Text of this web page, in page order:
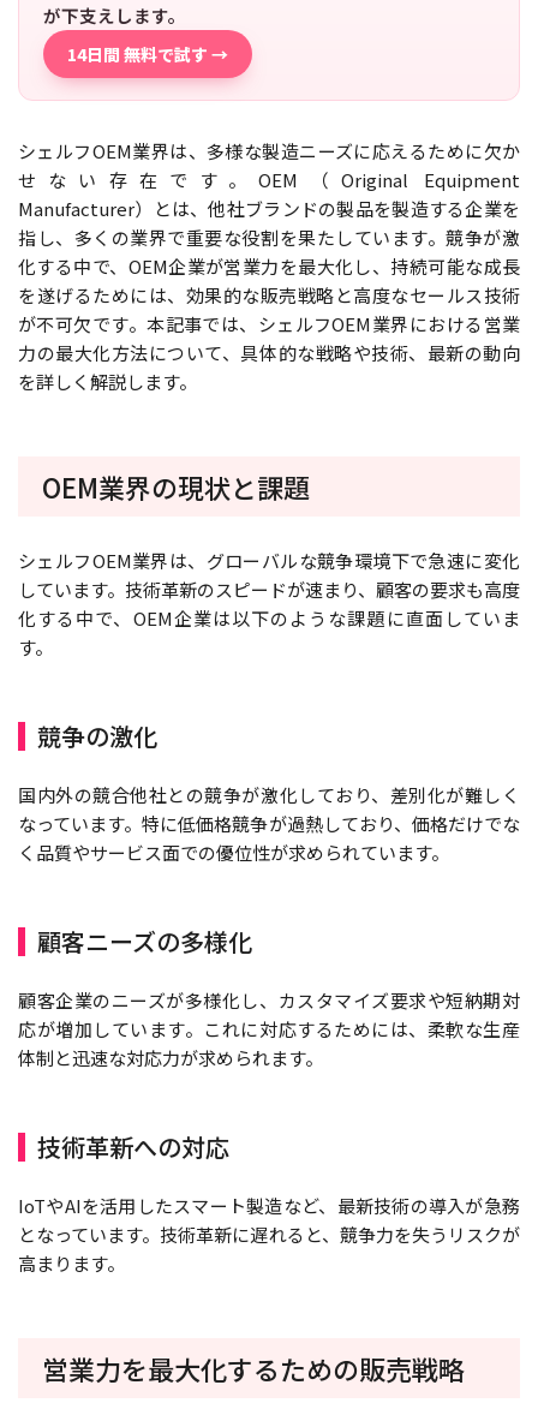
が下支えします。
14日間 無料で試す →
シェルフOEM業界は、多様な製造ニーズに応えるために欠か
せない存在です。OEM（Original Equipment
Manufacturer）とは、他社ブランドの製品を製造する企業を
指し、多くの業界で重要な役割を果たしています。競争が激
化する中で、OEM企業が営業力を最大化し、持続可能な成長
を遂げるためには、効果的な販売戦略と高度なセールス技術
が不可欠です。本記事では、シェルフOEM業界における営業
力の最大化方法について、具体的な戦略や技術、最新の動向
を詳しく解説します。
OEM業界の現状と課題
シェルフOEM業界は、グローバルな競争環境下で急速に変化
しています。技術革新のスピードが速まり、顧客の要求も高度
化する中で、OEM企業は以下のような課題に直面していま
す。
競争の激化
国内外の競合他社との競争が激化しており、差別化が難しく
なっています。特に低価格競争が過熱しており、価格だけでな
く品質やサービス面での優位性が求められています。
顧客ニーズの多様化
顧客企業のニーズが多様化し、カスタマイズ要求や短納期対
応が増加しています。これに対応するためには、柔軟な生産
体制と迅速な対応力が求められます。
技術革新への対応
IoTやAIを活用したスマート製造など、最新技術の導入が急務
となっています。技術革新に遅れると、競争力を失うリスクが
高まります。
営業力を最大化するための販売戦略